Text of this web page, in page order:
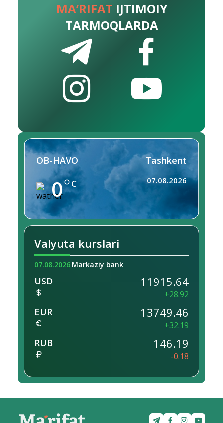
MA’RIFAT IJTIMOIY
TARMOQLARDA
OB-HAVO
0 C
Tashkent
07.08.2026
Valyuta kurslari
07.08.2026 Markaziy bank
USD 11915.64
+28.92
EUR 13749.46
+32.19
RUB 146.19
-0.18